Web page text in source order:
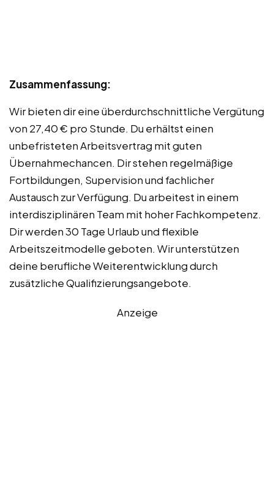
Zusammenfassung:
Wir bieten dir eine überdurchschnittliche Vergütung
von 27,40 € pro Stunde. Du erhältst einen
unbefristeten Arbeitsvertrag mit guten
Übernahmechancen. Dir stehen regelmäßige
Fortbildungen, Supervision und fachlicher
Austausch zur Verfügung. Du arbeitest in einem
interdisziplinären Team mit hoher Fachkompetenz.
Dir werden 30 Tage Urlaub und flexible
Arbeitszeitmodelle geboten. Wir unterstützen
deine berufliche Weiterentwicklung durch
zusätzliche Qualifizierungsangebote.
Anzeige